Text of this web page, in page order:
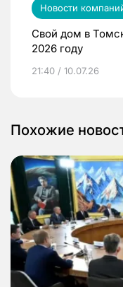
Новости
Свой дом в
2026 году
21:40 / 10.07.26
Похожие